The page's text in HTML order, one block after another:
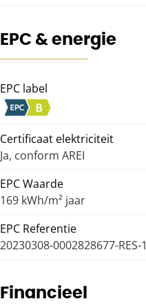
EPC & energie
EPC label
Certificaat elektriciteit
Ja, conform AREI
EPC Waarde
169 kWh/m² jaar
EPC Referentie
20230308-0002828677-RES-1
Financieel